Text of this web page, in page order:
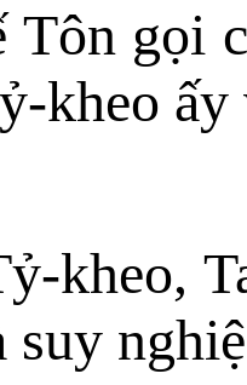
Tôn gọi
kheo ấy
kheo,
suy